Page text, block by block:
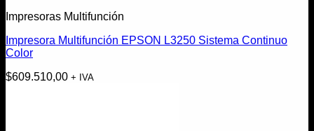
Impresoras Multifunción
Impresora Multifunción EPSON L3250 Sistema Continuo
Color
$609.510,00 + IVA